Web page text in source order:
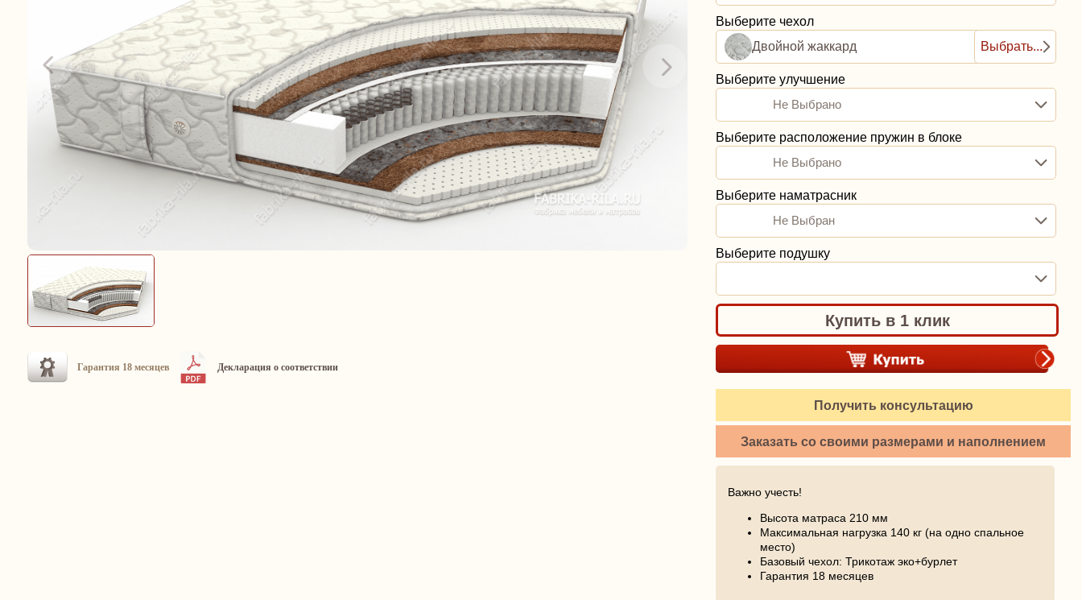
Гарантия 18 месяцев Декларация о соответствии
Выберите чехол
Двойной жаккард
Выбрать...
Выберите улучшение
Не Выбрано
Выберите расположение пружин в блоке
Не Выбрано
Выберите наматрасник
Не Выбран
Выберите подушку
Купить в 1 клик
Получить консультацию
Заказать со своими размерами и наполнением
Важно учесть!
Высота матраса 210 мм
Максимальная нагрузка 140 кг (на одно спальное
место)
Базовый чехол: Трикотаж эко+бурлет
Гарантия 18 месяцев